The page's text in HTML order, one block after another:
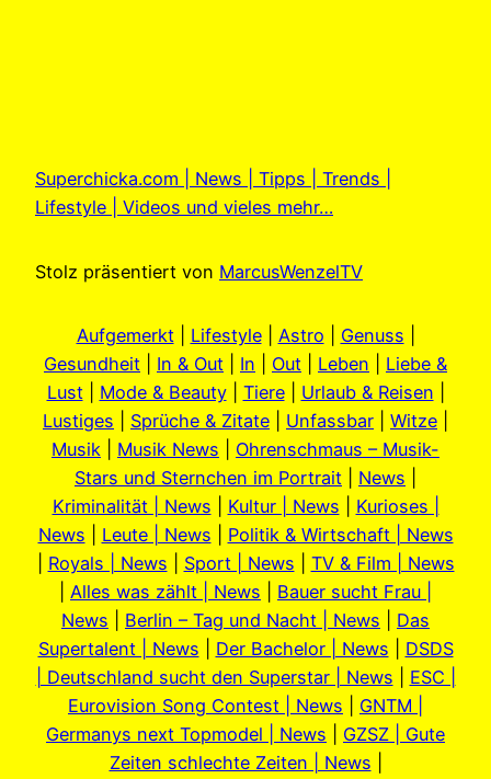
Superchicka.com | News | Tipps | Trends |
Lifestyle | Videos und vieles mehr…
Stolz präsentiert von MarcusWenzelTV
Aufgemerkt| Lifestyle| Astro Genuss
Gesundheit
In & Out In Out Leben
Liebe &
Lust| Mode & Beauty| Tiere| Urlaub & Reisen
Lustiges
Sprüche & Zitate Unfassbar Witze
Musik
Musik News
Ohrenschmaus – Musik-
Stars und Sternchen im Portrait
News
Kriminalität | News
Kultur | News
Kurioses |
News
Leute | News
Politik & Wirtschaft | News
Royals | News Sport | News
TV & Film | News
Alles was zählt | News
Bauer sucht Frau |
News
Berlin – Tag und Nacht | News
Das
Supertalent | News
Der Bachelor | News
DSDS
| Deutschland sucht den Superstar | News
ESC |
Eurovision Song Contest | News
GNTM |
Germanys next Topmodel | News
GZSZ | Gute
Zeiten schlechte Zeiten | News